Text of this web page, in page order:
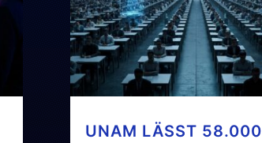
UNAM LÄSST 58.000